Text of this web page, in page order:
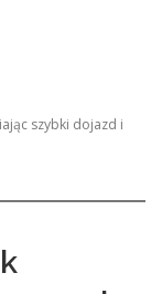
szybki dojazd i